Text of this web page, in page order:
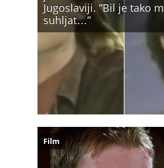
Jugoslaviji. ”Bil je tako
suhljat…”
Film